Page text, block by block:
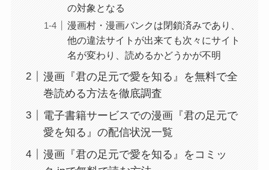
の対象となる
漫画村・漫画バンクは閉鎖済みであり、
他の違法サイトが出来ても次々にサイト
名が変わり、読めるかどうかが不明
漫画『君の足元で愛を知る』を無料で全
巻読める方法を徹底調査
電子書籍サービスでの漫画『君の足元で
愛を知る』の配信状況一覧
漫画『君の足元で愛を知る』をコミッ